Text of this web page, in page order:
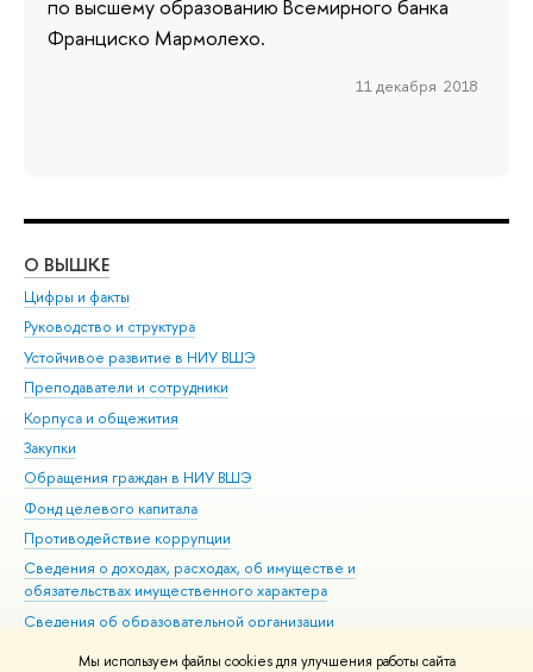
Мы используем файлы cookies для улучшения работы сайта
по высшему образованию Всемирного банка
Франциско Мармолехо.
11 декабря 2018
О ВЫШКЕ
Цифры и факты
Руководство и структура
Устойчивое развитие в НИУ ВШЭ
Преподаватели и сотрудники
Корпуса и общежития
Закупки
Обращения граждан в НИУ ВШЭ
Фонд целевого капитала
Противодействие коррупции
Сведения о доходах, расходах, об имуществе и
обязательствах имущественного характера
Сведения об образовательной организации
Людям с ограниченными возможностями здоровья